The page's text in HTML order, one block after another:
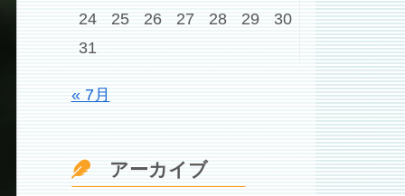
24
25 26 27 28 29
30
31
« 7月
アーカイブ